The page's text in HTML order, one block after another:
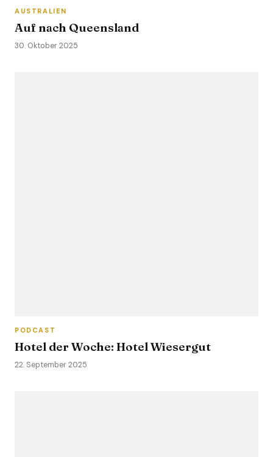
AUSTRALIEN
Auf nach Queensland
30. Oktober 2025
PODCAST
Hotel der Woche: Hotel Wiesergut
22. September 2025